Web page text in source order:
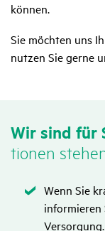
können.
Sie möchten uns
nutzen Sie gerne
Wir sind für
tionen
Zutreffend
Wenn Sie
informieren